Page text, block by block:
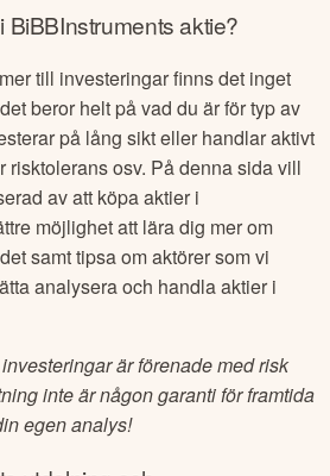
BiBBInstrumentsaktie?
till investeringar finns det inget
beror helt på vad du är för typ av
på lång sikt eller handlar aktivt
risktolerans osv. På denna sida vill
av att köpa aktier i
möjlighet att lära dig mer om
samt tipsa om aktörer som vi
analysera och handla aktier i
är förenade med risk
inte är någon garanti för framtida
egen analys!